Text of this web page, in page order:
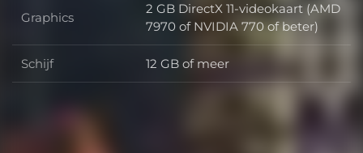
Graphics Graphics
2 GB DirectX 11-videokaart (AMD
7970 of NVIDIA 770 of beter)
Schijf Schijf
12 GB of meer